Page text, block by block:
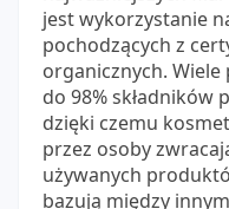
jest wykorzystanie
pochodzących z
organicznych.
do 98% składników
dzięki czemu
przez osoby
używanych
bazują między